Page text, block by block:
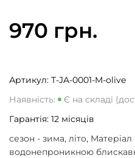
970 грн.
Артикул: T-JA-0001-M-olive
Наявність:
Є на складі
Гарантія: 12 місяців
сезон - зима, літо,
водонепроникною